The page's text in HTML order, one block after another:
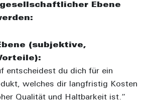
Ebene
(subjektive,
entscheidest du dich für ein
welches dir langfristig Kosten
Qualität und Haltbarkeit ist.“